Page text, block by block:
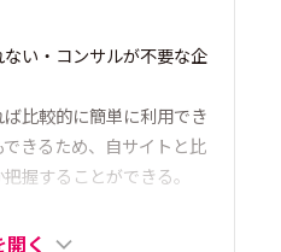
い・コンサルが不要な企
比較的に簡単に利用でき
きるため、自サイトと比
握することができる。
く